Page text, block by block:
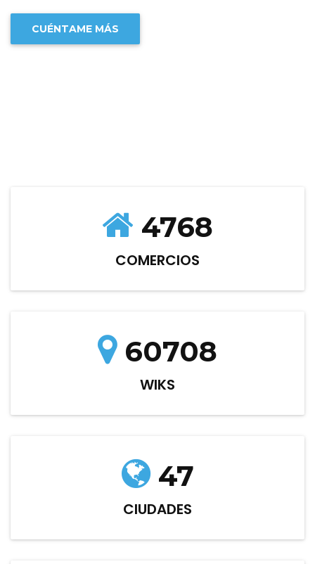
CUÉNTAME MÁS
4768
COMERCIOS
60708
WIKS
47
CIUDADES